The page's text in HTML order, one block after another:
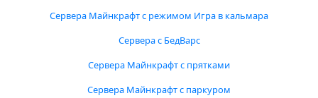
Сервера Майнкрафт с режимом Игра в кальмара
Сервера с БедВарс
Сервера Майнкрафт с прятками
Сервера Майнкрафт с паркуром